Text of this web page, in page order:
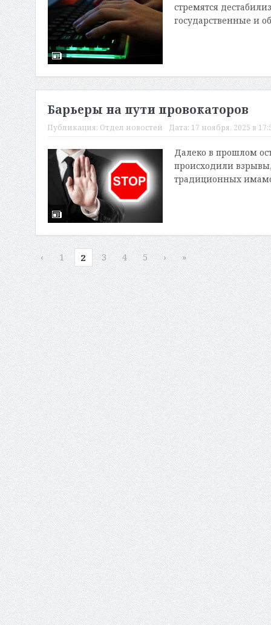
стремятся
государственные и
Барьеры на пути провокаторов
Публикация: Отдел новостей Дата: 17 ноября, 2025 в
Далеко в прошлом
происходили
традиционных
‹ 1 2 3 4 5 › »